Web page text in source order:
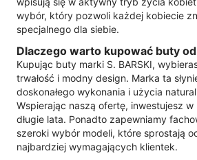
wybór, który pozwoli każdej kobiecie
specjalnego dla siebie.
Dlaczego warto kupować buty od
Kupując buty marki S. BARSKI,
trwałość i modny design. Marka ta
doskonałego wykonania i użycia
Wspierając naszą ofertę, inwestujesz
długie lata. Ponadto zapewniamy
szeroki wybór modeli, które sprostają
najbardziej wymagających klientek.